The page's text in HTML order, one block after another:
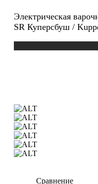
Электрическая
SR Куперсбуш /
Сравнение